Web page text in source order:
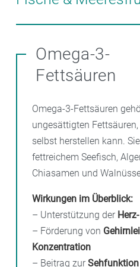
Energiespender.
Seefisch wie Makrele, Lachs
und DHA) – wichtig für Herz,
bis zwei Fischmahlzeiten pro
Omega-3-
Fettsäuren
Omega-3-Fettsäuren
ungesättigten
selbst herstellen kann.
fettreichem Seefisch,
Chiasamen und
Wirkungen im Überblick:
– Unterstützung der
– Förderung von
Konzentration
– Beitrag zur Sehfunktion